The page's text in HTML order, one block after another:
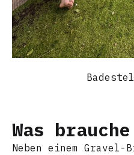
Was
Neben einem Gravel-